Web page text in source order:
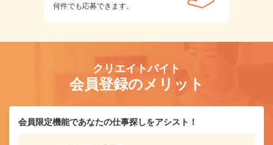
何件でも応募できます。
クリエイトバイト
会員登録のメリット
会員限定機能であなたの仕事探しをアシスト！